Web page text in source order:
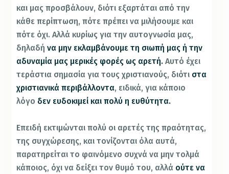
και μας προσβάλουν, διότι εξαρτάται από την
κάθε περίπτωση, πότε πρέπει να μιλήσουμε και
πότε όχι. Αλλά κυρίως για την αυτογνωσία μας,
δηλαδή να μην εκλαμβάνουμε τη σιωπή μας ή την
αδυναμία μας μερικές φορές ως αρετή. Αυτό έχει
τεράστια σημασία για τους χριστιανούς, διότι στα
χριστιανικά περιβάλλοντα, ειδικά, για κάποιο
λόγο δεν ευδοκιμεί και πολύ η ευθύτητα.
Επειδή εκτιμώνται πολύ οι αρετές της πραότητας,
της συγχώρεσης, και τονίζονται όλα αυτά,
παρατηρείται το φαινόμενο συχνά να μην τολμά
κάποιος, όχι να δείξει τον θυμό του, αλλά ούτε να